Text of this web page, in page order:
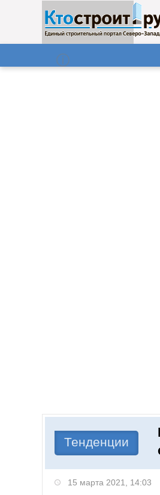
Тенденции
15 марта 2021, 14:03